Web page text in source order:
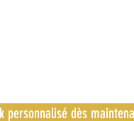
personnalisé dès